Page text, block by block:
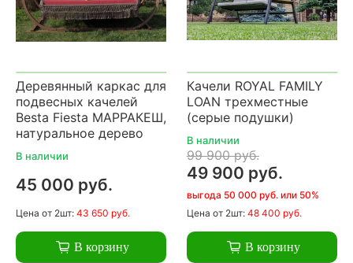
Деревянный каркас для
подвесных качелей
Besta Fiesta МАРРАКЕШ,
натуральное дерево
В наличии
45 000 руб.
Цена от 2шт: 43 650 руб.
В корзину
Качели ROYAL FAMILY
LOAN трехместные
(серые подушки)
В наличии
99 900 руб.
49 900 руб.
выгода 50 000 руб. или 50%
Цена от 2шт: 48 400 руб.
В корзину